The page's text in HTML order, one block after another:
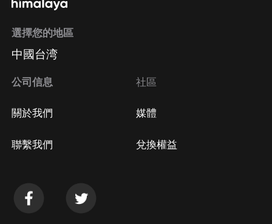
選擇您的地區
中國台湾
公司信息
關於我們
聯繫我們
社區
媒體
兌換權益